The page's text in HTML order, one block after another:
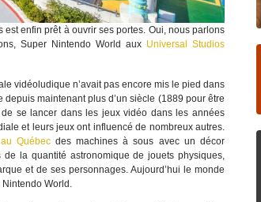
est enfin prêt à ouvrir ses portes. Oui, nous parlons
Super Nintendo World aux Universal Studios
vidéoludique n’avait pas encore mis le pied dans
maintenant plus d’un siècle (1889 pour être
se lancer dans les jeux vidéo dans les années
et leurs jeux ont influencé de nombreux autres.
Québecdes machines à sous avec un décor
la quantité astronomique de jouets physiques,
et de ses personnages. Aujourd’hui le monde
World.